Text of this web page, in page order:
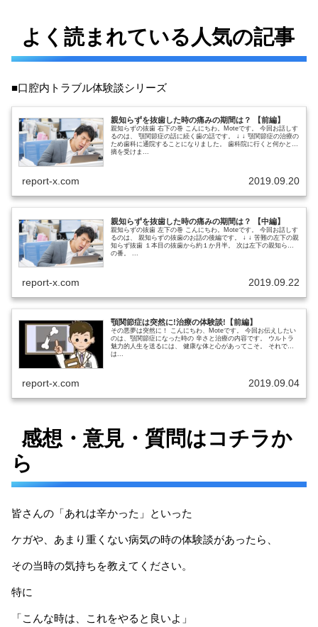
よく読まれている人気の記事
■口腔内トラブル体験談シリーズ
親知らずを抜歯した時の痛みの期間は？ 【前編】
親知らずの抜歯 右下の巻 こんにちわ。Moteです。 今回お話しす
るのは、 顎関節症の話に続く歯の話です。 ↓ ↓ 顎関節症の治療の
ため歯科に通院することになりました。 歯科院に行くと何かと指
摘を受けま...
report-x.com 2019.09.20
親知らずを抜歯した時の痛みの期間は？ 【中編】
親知らずの抜歯 左下の巻 こんにちわ。Moteです。 今回お話しす
るのは、 親知らずの抜歯のお話の後編です。 ↓ ↓ 苦難の左下の親
知らず抜歯 １本目の抜歯から約１か月半。 次は左下の親知らず
の番。 ...
report-x.com 2019.09.22
顎関節症は突然に!治療の体験談!【前編】
その悪夢は突然に！ こんにちわ、Moteです。 今回お伝えしたい
のは、顎関節症になった時の 辛さと治療の内容です。 ウルトラ
魅力的人生を送るには、 健康な体と心があってこそ。 それで
は...
report-x.com 2019.09.04
感想・意見・質問はコチラか
ら
皆さんの「あれは辛かった」といった
ケガや、あまり重くない病気の時の体験談があったら、
その当時の気持ちを教えてください。
特に
「こんな時は、これをやると良いよ」